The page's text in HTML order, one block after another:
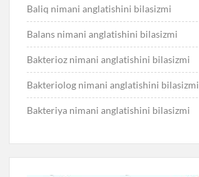
Baliq nimani anglatishini bilasizmi
Balans nimani anglatishini bilasizmi
Bakterioz nimani anglatishini bilasizmi
Bakteriolog nimani anglatishini bilasizmi
Bakteriya nimani anglatishini bilasizmi